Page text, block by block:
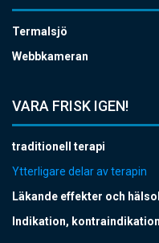
Termalsjö
Webbkameran
VARA FRISK IGEN!
traditionell terapi
Ytterligare delar av terapin
Läkande effekter och
Indikation, kontraindikation